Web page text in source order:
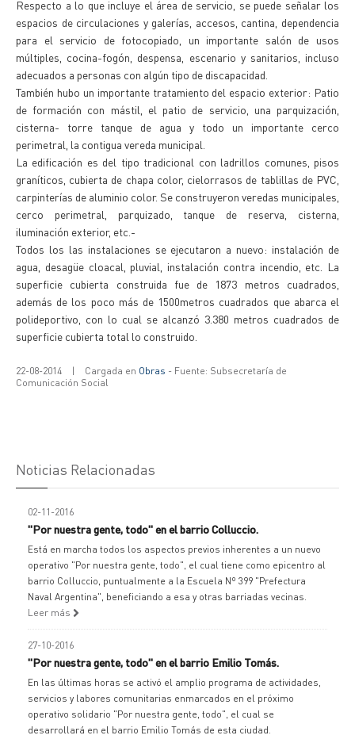
Respecto a lo que incluye el área de servicio, se puede señalar los
espacios de circulaciones y galerías, accesos, cantina, dependencia
para el servicio de fotocopiado, un importante salón de usos
múltiples, cocina-fogón, despensa, escenario y sanitarios, incluso
adecuados a personas con algún tipo de discapacidad.
También hubo un importante tratamiento del espacio exterior: Patio
de formación con mástil, el patio de servicio, una parquización,
cisterna- torre tanque de agua y todo un importante cerco
perimetral, la contigua vereda municipal.
La edificación es del tipo tradicional con ladrillos comunes, pisos
graníticos, cubierta de chapa color, cielorrasos de tablillas de PVC,
carpinterías de aluminio color. Se construyeron veredas municipales,
cerco perimetral, parquizado, tanque de reserva, cisterna,
iluminación exterior, etc.-
Todos los las instalaciones se ejecutaron a nuevo: instalación de
agua, desagüe cloacal, pluvial, instalación contra incendio, etc. La
superficie cubierta construida fue de 1873 metros cuadrados,
además de los poco más de 1500metros cuadrados que abarca el
polideportivo, con lo cual se alcanzó 3.380 metros cuadrados de
superficie cubierta total lo construido.
22-08-2014 | Cargada en Obras - Fuente: Subsecretaría de
Comunicación Social
Noticias Relacionadas
02-11-2016
"Por nuestra gente, todo" en el barrio Colluccio.
Está en marcha todos los aspectos previos inherentes a un nuevo
operativo "Por nuestra gente, todo", el cual tiene como epicentro al
barrio Colluccio, puntualmente a la Escuela Nº 399 "Prefectura
Naval Argentina", beneficiando a esa y otras barriadas vecinas.
Leer más
27-10-2016
"Por nuestra gente, todo" en el barrio Emilio Tomás.
En las últimas horas se activó el amplio programa de actividades,
servicios y labores comunitarias enmarcados en el próximo
operativo solidario "Por nuestra gente, todo", el cual se
desarrollará en el barrio Emilio Tomás de esta ciudad.